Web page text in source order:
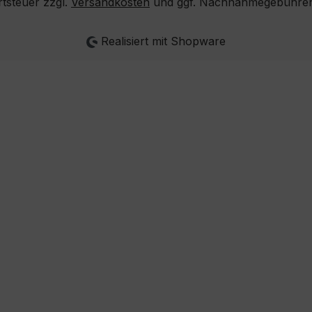
Realisiert mit Shopware